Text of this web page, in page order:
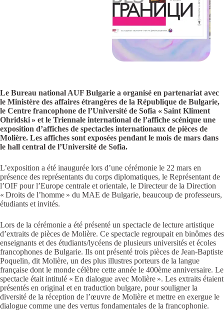
Le Bureau national AUF Bulgarie a organisé en partenariat avec
le Ministère des affaires étrangères de la République de Bulgarie,
le Centre francophone de l’Université de Sofia « Saint Kliment
Ohridski » et le Triennale international de l’affiche scénique une
exposition d’affiches de spectacles internationaux de pièces de
Molière. Les affiches sont exposées pendant le mois de mars dans
le hall central de l’Université de Sofia.
L’exposition a été inaugurée lors d’une cérémonie le 22 mars en
présence des représentants du corps diplomatiques, le Représentant de
l’OIF pour l’Europe centrale et orientale, le Directeur de la Direction
« Droits de l’homme » du MAE de Bulgarie, beaucoup de professeurs,
étudiants et invités.
Lors de la cérémonie a été présenté un spectacle de lecture artistique
d’extraits de pièces de Molière. Ce spectacle regroupait en binômes des
enseignants et des étudiants/lycéens de plusieurs universités et écoles
francophones de Bulgarie. Ils ont présenté trois pièces de Jean-Baptiste
Poquelin, dit Molière, un des plus illustres porteurs de la langue
française dont le monde célèbre cette année le 400ème anniversaire. Le
spectacle était intitulé « En dialogue avec Molière ». Les extraits étaient
présentés en original et en traduction bulgare, pour souligner la
diversité de la réception de l’œuvre de Molière et mettre en exergue le
dialogue comme une des vertus fondamentales de la francophonie.